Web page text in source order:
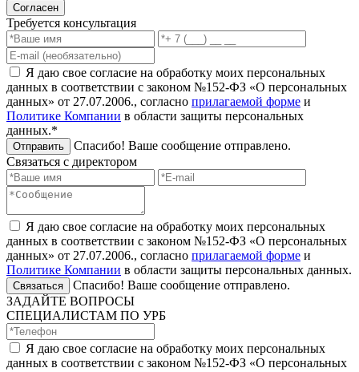
Согласен
Требуется консультация
Я даю свое согласие на обработку моих персональных
данных в соответствии с законом №152-ФЗ «О персональных
данных» от 27.07.2006., согласно прилагаемой форме и
Политике Компании в области защиты персональных
данных.*
Отправить
Спасибо! Ваше сообщение отправлено.
Связаться с директором
Я даю свое согласие на обработку моих персональных
данных в соответствии с законом №152-ФЗ «О персональных
данных» от 27.07.2006., согласно прилагаемой форме и
Политике Компании в области защиты персональных данных.
Связаться
Спасибо! Ваше сообщение отправлено.
ЗАДАЙТЕ ВОПРОСЫ
СПЕЦИАЛИСТАМ ПО УРБ
Я даю свое согласие на обработку моих персональных
данных в соответствии с законом №152-ФЗ «О персональных